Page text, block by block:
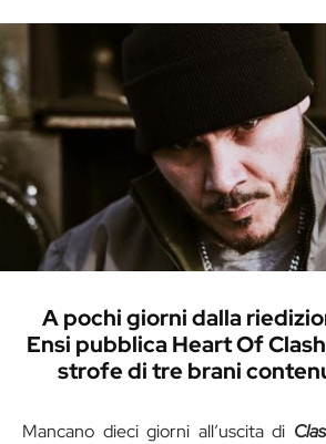
A pochi giorni dalla
Ensi pubblica Heart Of
strofe di tre brani
Mancano dieci giorni all’uscita di